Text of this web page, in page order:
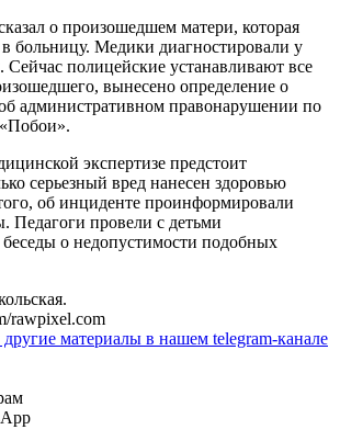
о произошедшем матери, которая
больницу. Медики диагностировали у
полицейские устанавливают все
вынесено определение о
административном правонарушении по
экспертизе предстоит
серьезный вред нанесен здоровью
об инциденте проинформировали
Педагоги провели с детьми
о недопустимости подобных
rawpixel.com
материалы в нашем telegram-канале